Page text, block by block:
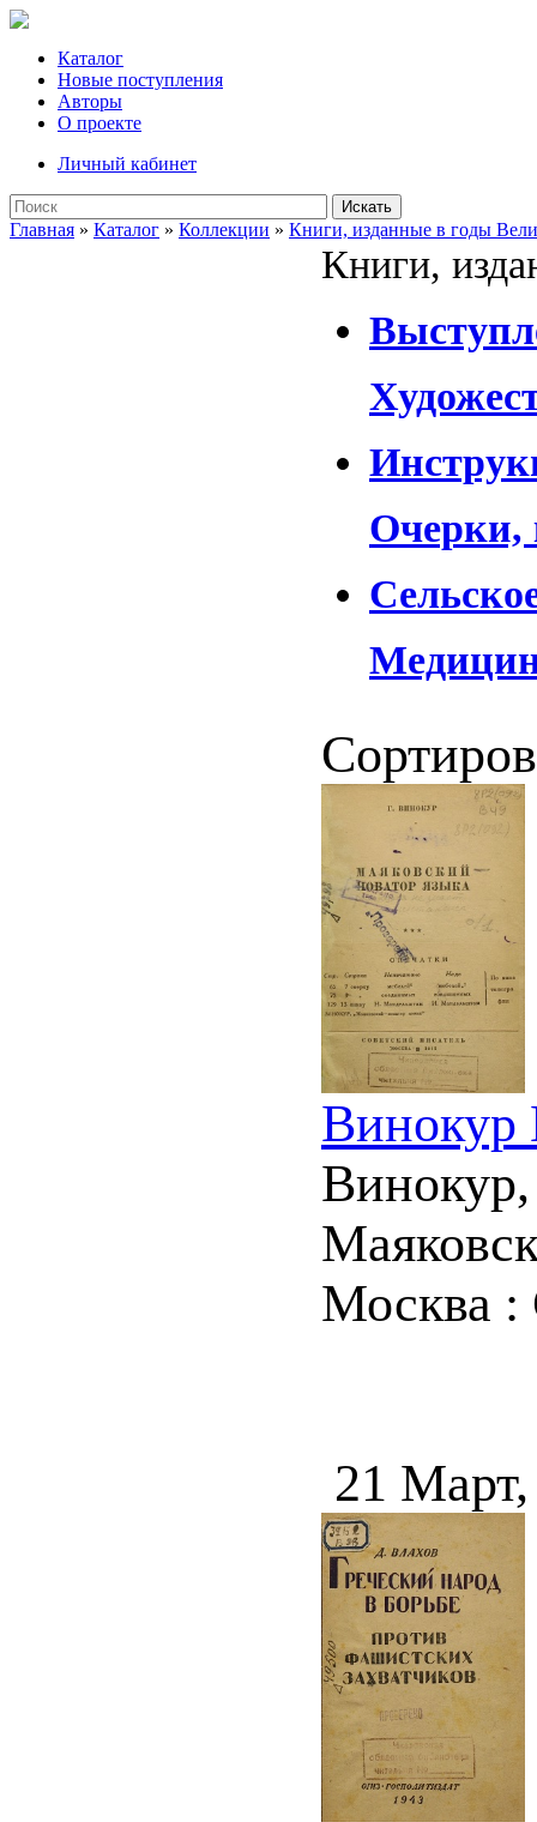
Каталог
Новые поступления
Авторы
О проекте
Личный кабинет
Искать
Главная » Каталог » Коллекции » Книги, изданные в годы
Книги,
Очерки,
Винокур
Москва :
21